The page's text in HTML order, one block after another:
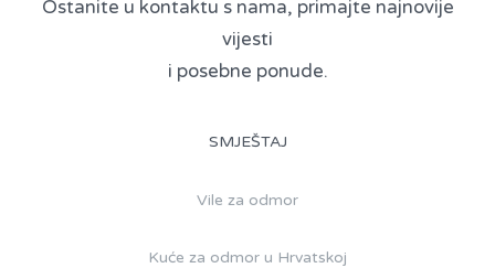
Ostanite u kontaktu s nama, primajte najnovije
vijesti
i posebne ponude.
SMJEŠTAJ
Vile za odmor
Kuće za odmor u Hrvatskoj